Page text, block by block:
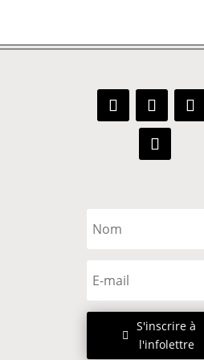
S'inscrire à
l'infolettre